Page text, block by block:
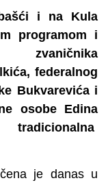
i na Kula
programom i
zvaničnika
federalnog
Bukvarevića i
osobe Edina
je danas u